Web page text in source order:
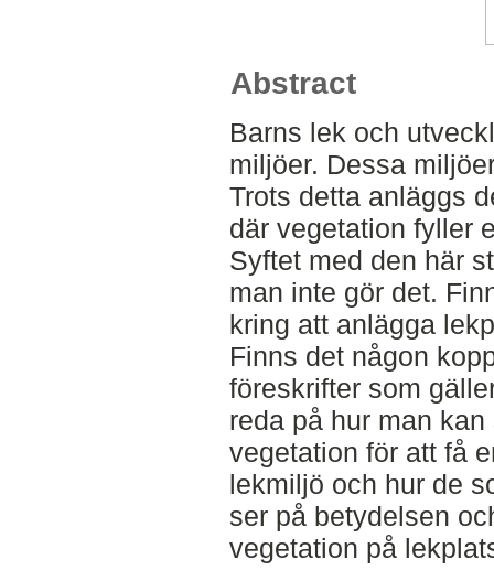
Abstract
Barns lek och
miljöer. Dessa
Trots detta anläggs
där vegetation fyller
Syftet med den här
man inte gör det.
kring att anlägga
Finns det någon
föreskrifter som
reda på hur man
vegetation för att få
lekmiljö och hur de
ser på betydelsen
vegetation på